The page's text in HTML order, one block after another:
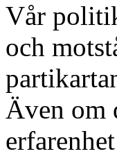
Vår
och
Även om